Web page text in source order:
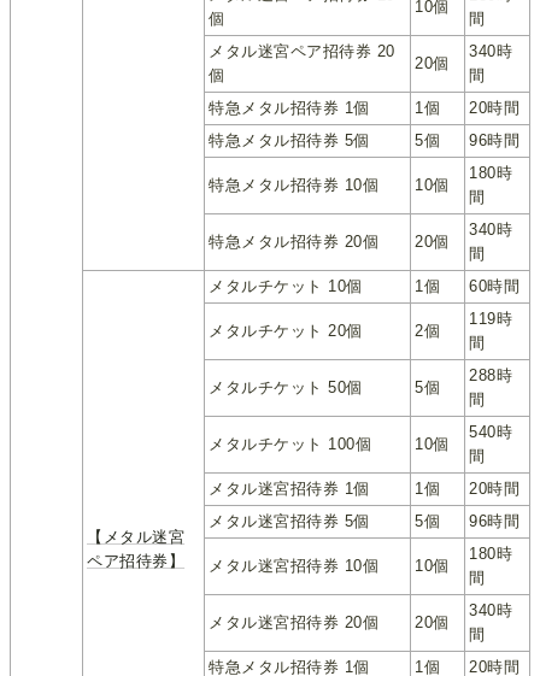
個
10個
間
メタル迷宮ペア招待券 20
個
20個
340時
間
特急メタル招待券 1個
1個
20時間
特急メタル招待券 5個
5個 96時間
特急メタル招待券 10個 10個
180時
間
特急メタル招待券 20個 20個
340時
間
【メタル迷宮
ペア招待券】
メタルチケット 10個 1個 60時間
メタルチケット 20個 2個
119時
間
メタルチケット 50個 5個
288時
間
メタルチケット 100個 10個
540時
間
メタル迷宮招待券 1個
1個
20時間
メタル迷宮招待券 5個
5個 96時間
メタル迷宮招待券 10個 10個
180時
間
メタル迷宮招待券 20個 20個
340時
間
特急メタル招待券 1個
1個
20時間